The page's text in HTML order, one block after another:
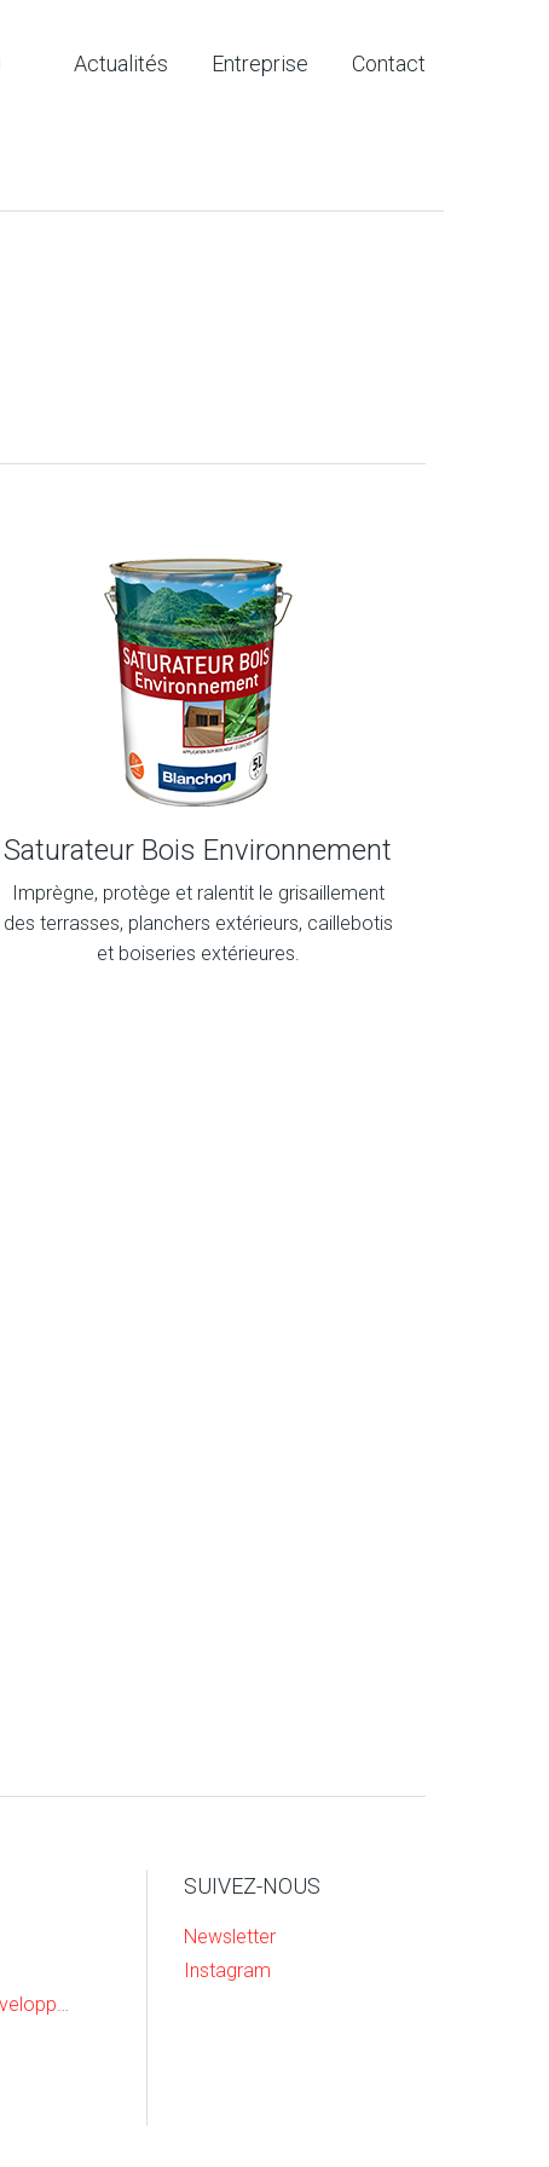
Actualités Entreprise Contact
Saturateur Bois Environnement
Imprègne, protège et ralentit le grisaillement
des terrasses, planchers extérieurs, caillebotis
et boiseries extérieures.
Recherche & Developpement
SUIVEZ-NOUS
Newsletter
Instagram